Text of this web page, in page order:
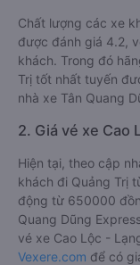
Chất lượng các xe
được đánh giá 4.2,
khách. Trong đó
Trị tốt nhất tuyến
nhà xe Tân Quang
2. Giá vé xe Cao
Hiện tại, theo cập
khách đi Quảng Trị
động từ 650000
Quang Dũng
vé xe Cao Lộc -
Vexere.com để có